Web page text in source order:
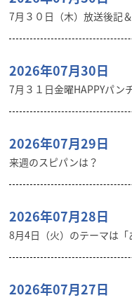
7月３０日（木）放送後記
2026年07月30日
7月３１日金曜HAPPYパン
2026年07月29日
来週のスピパンは？
2026年07月28日
8月4日（火）のテーマは「
2026年07月27日